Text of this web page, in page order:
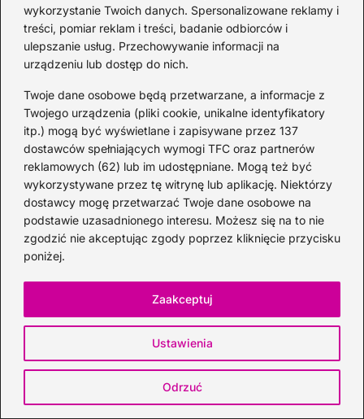
wykorzystanie Twoich danych. Spersonalizowane reklamy i
treści, pomiar reklam i treści, badanie odbiorców i
ulepszanie usług. Przechowywanie informacji na
urządzeniu lub dostęp do nich.
Twoje dane osobowe będą przetwarzane, a informacje z
Twojego urządzenia (pliki cookie, unikalne identyfikatory
itp.) mogą być wyświetlane i zapisywane przez 137
dostawców spełniających wymogi TFC oraz partnerów
reklamowych (62) lub im udostępniane. Mogą też być
wykorzystywane przez tę witrynę lub aplikację. Niektórzy
dostawcy mogę przetwarzać Twoje dane osobowe na
podstawie uzasadnionego interesu. Możesz się na to nie
zgodzić nie akceptując zgody poprzez kliknięcie przycisku
poniżej.
Ustawienia
Odrzuć
Zaakceptuj
Whisky
Jack Daniel’s klasyczna whisky — idealny
prezent dla mężczyzny